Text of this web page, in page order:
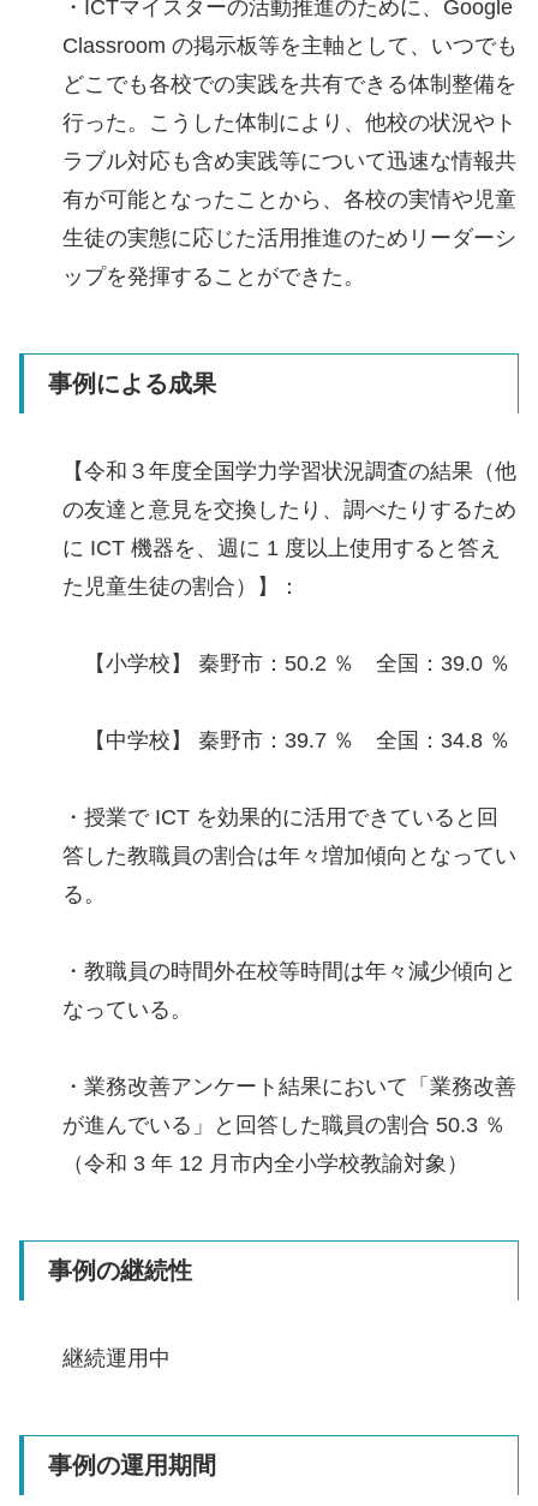
・ICTマイスターの活動推進のために、Google
Classroom の掲示板等を主軸として、いつでも
どこでも各校での実践を共有できる体制整備を
行った。こうした体制により、他校の状況やト
ラブル対応も含め実践等について迅速な情報共
有が可能となったことから、各校の実情や児童
生徒の実態に応じた活用推進のためリーダーシ
ップを発揮することができた。
事例による成果
【令和３年度全国学力学習状況調査の結果（他
の友達と意見を交換したり、調べたりするため
に ICT 機器を、週に 1 度以上使用すると答え
た児童生徒の割合）】：
【小学校】 秦野市：50.2 ％ 全国：39.0 ％
【中学校】 秦野市：39.7 ％ 全国：34.8 ％
・授業で ICT を効果的に活用できていると回
答した教職員の割合は年々増加傾向となってい
る。
・教職員の時間外在校等時間は年々減少傾向と
なっている。
・業務改善アンケート結果において「業務改善
が進んでいる」と回答した職員の割合 50.3 ％
（令和 3 年 12 月市内全小学校教諭対象）
事例の継続性
継続運用中
事例の運用期間